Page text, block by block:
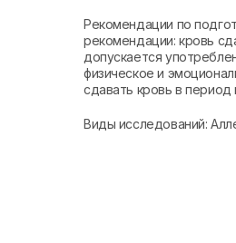
Рекомендации по
рекомендации: кровь
допускается
физическое и
сдавать кровь в
Виды исследований: